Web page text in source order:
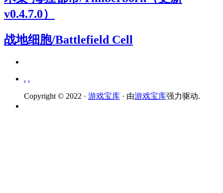
v0.4.7.0）
战地细胞/Battlefield Cell
. .
Copyright © 2022 · 游戏宝库 · 由游戏宝库强力驱动.